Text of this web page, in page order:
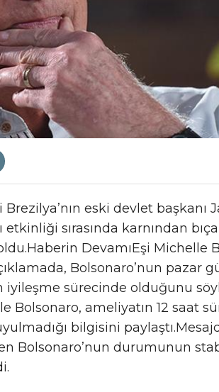
eski devlet başkanı
sırasında karnından
DevamıEşi Michelle
Bolsonaro’nun pazar
iyileşme sürecinde olduğunu
Bolsonaro, ameliyatın 12 saat
bilgisini
Bolsonaro’nun durumunun